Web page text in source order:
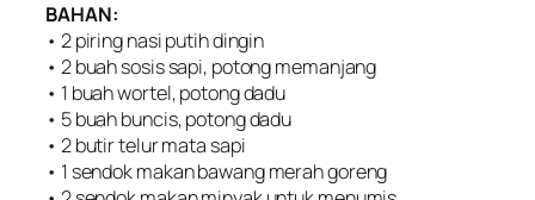
BAHAN:
• 2 piring nasi putih dingin
• 2 buah sosis sapi, potong memanjang
• 1 buah wortel, potong dadu
• 5 buah buncis, potong dadu
• 2 butir telur mata sapi
• 1 sendok makan bawang merah goreng